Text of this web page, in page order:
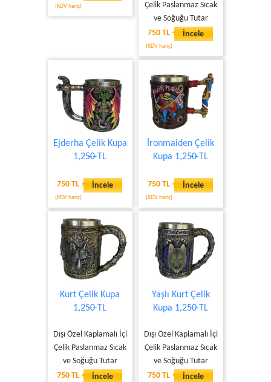
(KDV hariç)
Çelik Paslanmaz Sıcak
ve Soğuğu Tutar
750 TL
(KDV hariç)
İncele
Ejderha Çelik Kupa
1,25̶0̶ TL
750 TL
(KDV hariç)
İncele
İronmaiden Çelik
Kupa 1,25̶0̶ TL
750 TL
(KDV hariç)
İncele
Kurt Çelik Kupa
1,25̶0̶ TL
Dışı Özel Kaplamalı İçi
Çelik Paslanmaz Sıcak
ve Soğuğu Tutar
750 TL
İncele
Yaşlı Kurt Çelik
Kupa 1,25̶0̶ TL
Dışı Özel Kaplamalı İçi
Çelik Paslanmaz Sıcak
ve Soğuğu Tutar
750 TL
İncele